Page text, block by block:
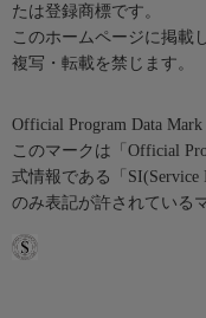
たは登録商標です。
このホームページに掲載
複写・転載を禁じます。
Official Program Data
このマークは「Official
式情報である「
のみ表記が許されている